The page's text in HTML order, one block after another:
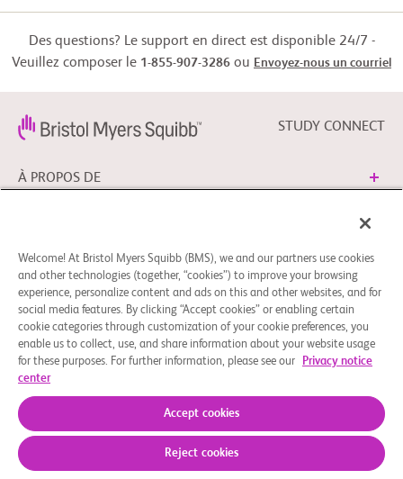
Des questions? Le support en direct est disponible 24/7 -
Veuillez composer le 1-855-907-3286 ou Envoyez-nous un courriel
STUDY CONNECT
À PROPOS DE
SUIVRE BMS
Préférences en matière de cookies
© 2026 Bristol-Myers Squibb Company
Welcome! At Bristol Myers Squibb (BMS), we and our partners use cookies
and other technologies (together, “cookies”) to improve your browsing
experience, personalize content and ads on this and other websites, and for
social media features. By clicking “Accept cookies” or enabling certain
cookie categories through customization of your cookie preferences, you
enable us to collect, use, and share information about your website usage
for these purposes. For further information, please see our
Privacy notice
center
Accept cookies
Reject cookies